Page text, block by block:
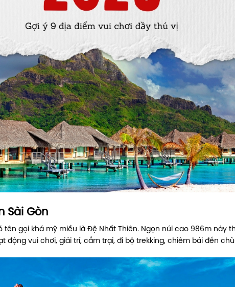
Sài Gòn
tên gọi khá mỹ miều là Đệ Nhất Thiên. Ngọn núi cao 986m
vui chơi, giải trí, cắm trại, đi bộ trekking, chiêm bái đền